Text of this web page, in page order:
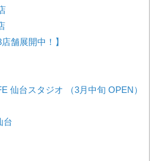
舗展開中！】
仙台スタジオ （3月中旬 OPEN）
台